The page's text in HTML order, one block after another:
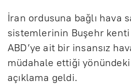
İran ordusuna bağlı hava
sistemlerinin Buşehr kenti
ABD’ye ait bir insansız
müdahale ettiği yönündeki
açıklama geldi.